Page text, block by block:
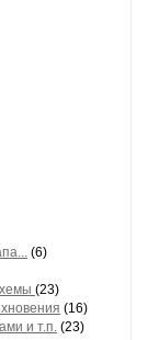
(6)
(23)
(16)
и т.п. (23)